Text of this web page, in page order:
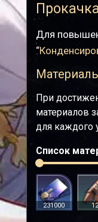
Для
“
При
материалов
для каждого
Список
231000 12